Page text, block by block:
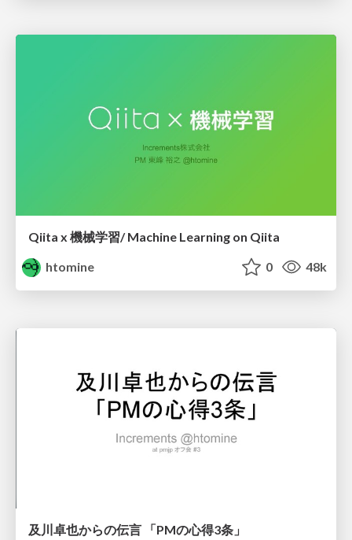
Qiita x 機械学習/ Machine Learning on Qiita
htomine
0 48k
及川卓也からの伝言 「PMの心得3条」